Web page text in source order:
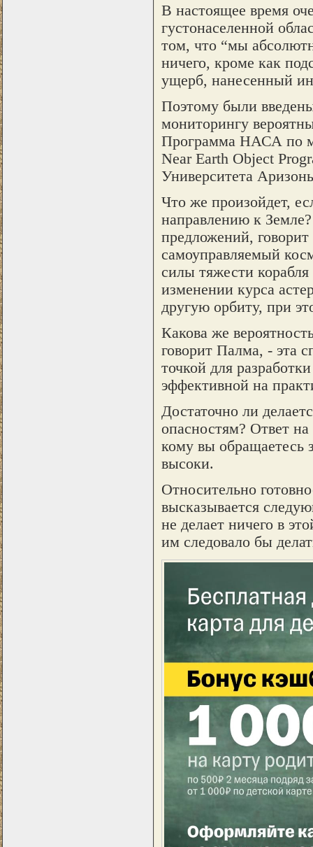
В настоящее время
густонаселенной
том, что “мы
ничего, кроме как
ущерб, нанесенный
Поэтому были
мониторингу
Программа НАСА по
Near Earth Object
Университета
Что же произойдет,
направлению к
предложений,
самоуправляемый
силы тяжести
изменении курса
другую орбиту, при
Какова же
говорит Палма, - эта
точкой для
эффективной на
Достаточно ли
опасностям? Ответ на
кому вы обращаетесь
высоки.
Относительно
высказывается
не делает ничего в
им следовало бы